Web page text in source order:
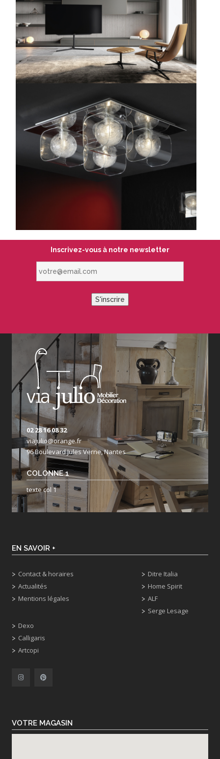
Inscrivez-vous à notre newsletter
S'inscrire
02 28 16 08 32
viajulio@orange.fr
96 Boulevard Jules Verne, Nantes
COLONNE 1
texte col 1
EN SAVOIR +
Contact & horaires
Actualités
Mentions légales
Dexo
Calligaris
Artcopi
Ditre Italia
Home Spirit
ALF
Serge Lesage
VOTRE MAGASIN